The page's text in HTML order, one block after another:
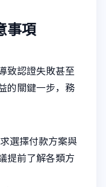
事項
致認證失敗甚至
的關鍵一步，務
選擇付款方案與
提前了解各類方